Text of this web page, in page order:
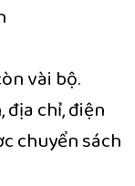
vài bộ.
địa chỉ, điện
chuyển sách